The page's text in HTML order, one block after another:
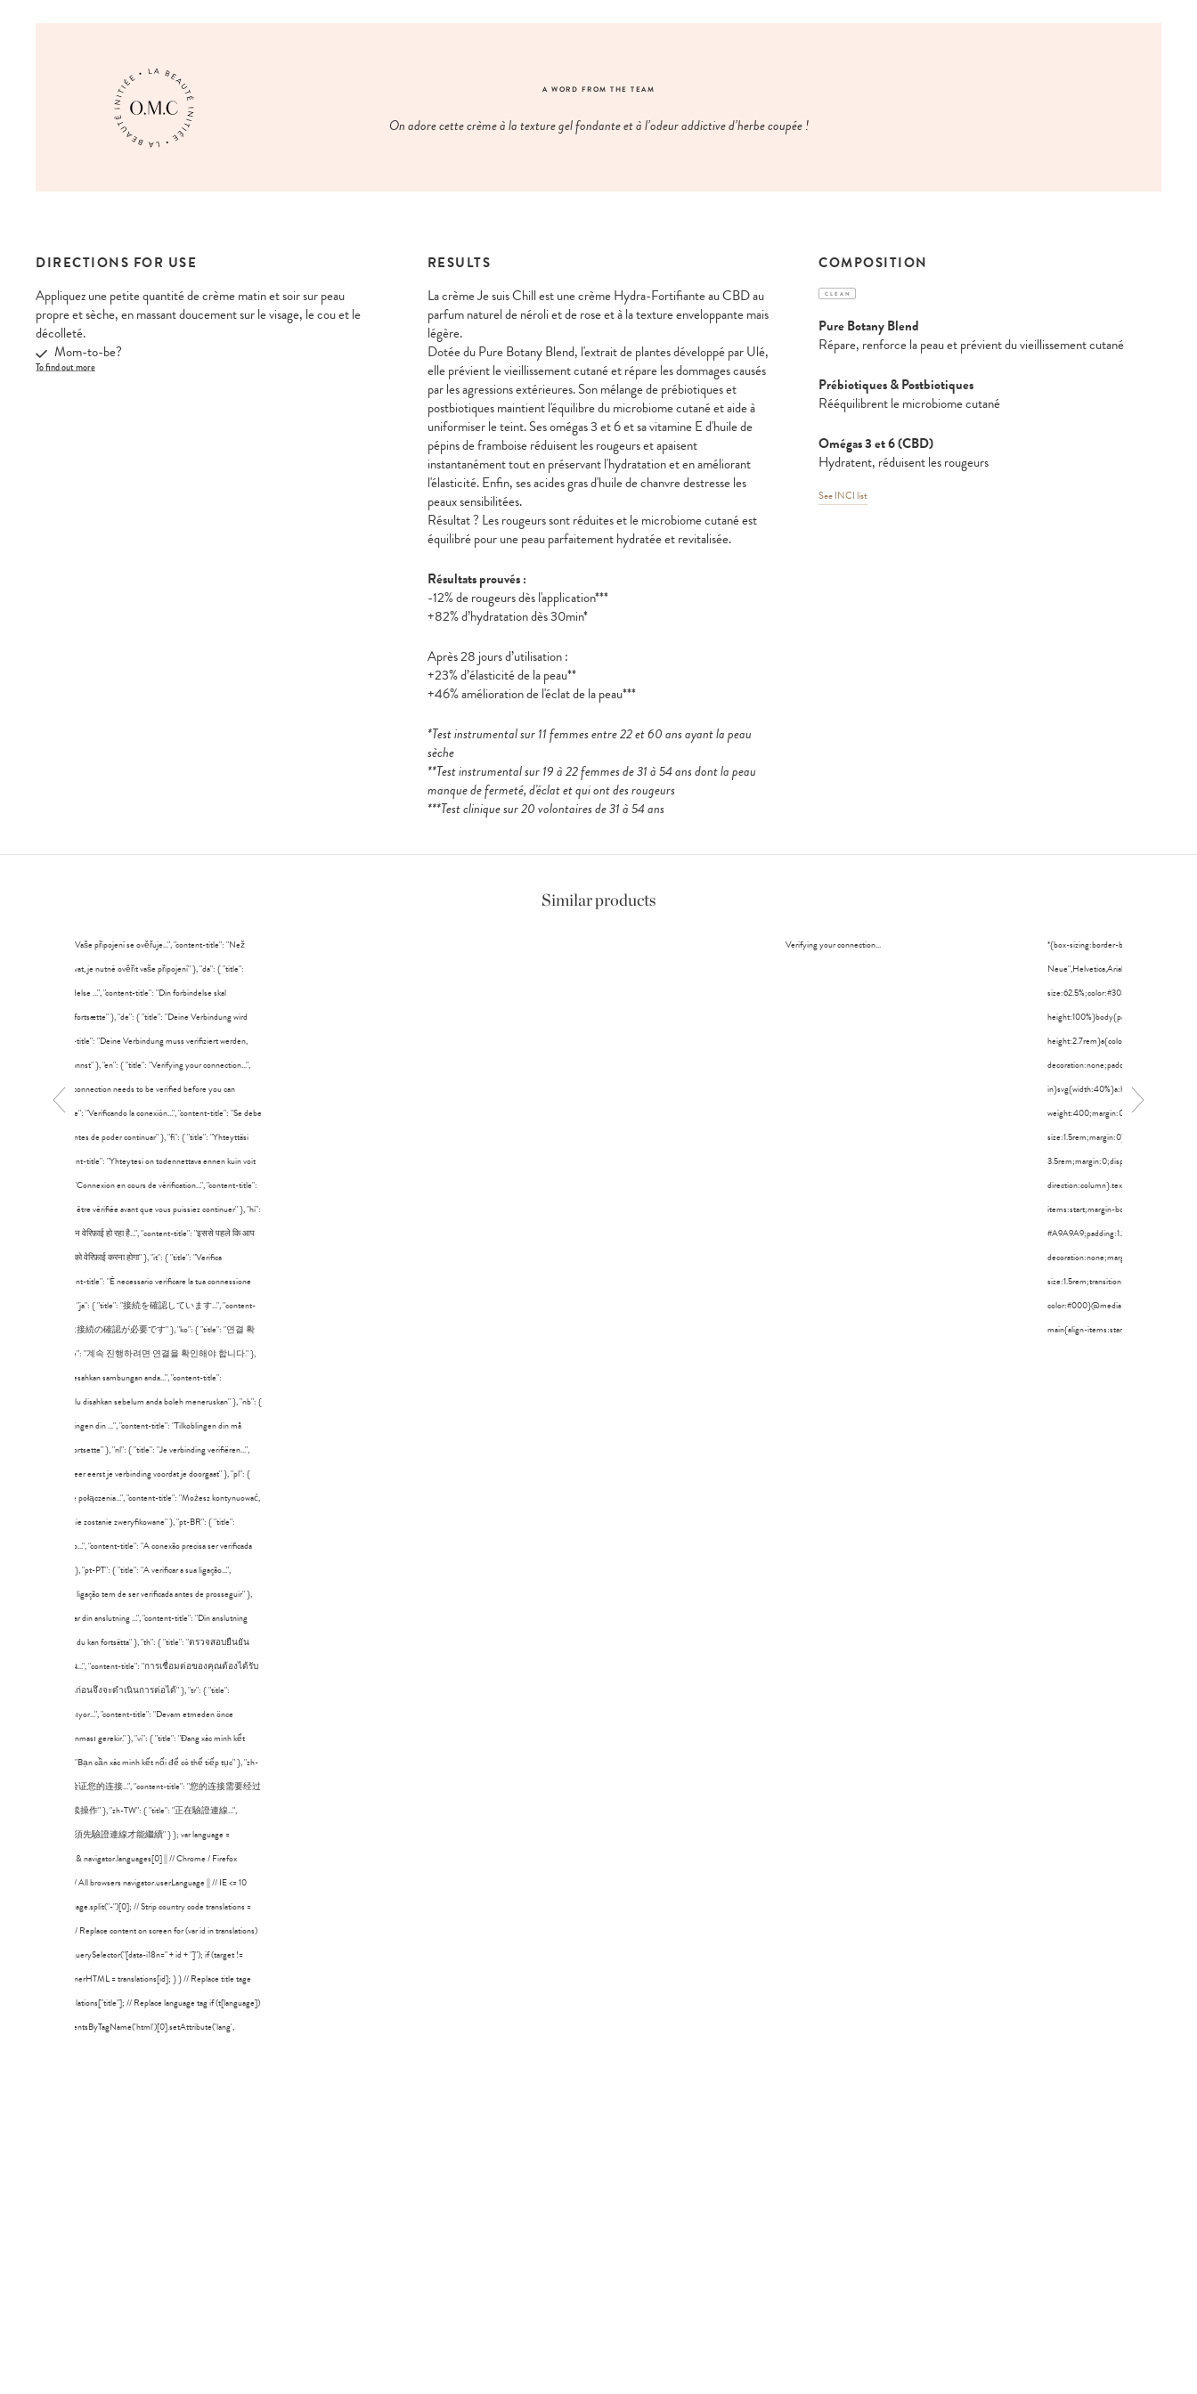
A WORD FROM THE TEAM
On adore cette crème à la texture gel fondante et à l’odeur addictive d’herbe coupée !
DIRECTIONS FOR USE RESULTS
COMPOSITION
Appliquez une petite quantité de crème matin et soir sur peau
propre et sèche, en massant doucement sur le visage, le cou et le
décolleté.
Mom-to-be?
To find out more
La crème Je suis Chill est une crème Hydra-Fortifiante au CBD au
parfum naturel de néroli et de rose et à la texture enveloppante mais
légère.
Dotée du Pure Botany Blend, l'extrait de plantes développé par Ulé,
elle prévient le vieillissement cutané et répare les dommages causés
par les agressions extérieures. Son mélange de prébiotiques et
postbiotiques maintient l'équilibre du microbiome cutané et aide à
uniformiser le teint. Ses omégas 3 et 6 et sa vitamine E d'huile de
pépins de framboise réduisent les rougeurs et apaisent
instantanément tout en préservant l'hydratation et en améliorant
l'élasticité. Enfin, ses acides gras d'huile de chanvre destresse les
peaux sensibilitées.
Résultat ? Les rougeurs sont réduites et le microbiome cutané est
équilibré pour une peau parfaitement hydratée et revitalisée.
Résultats prouvés :
-12% de rougeurs dès l'application***
+82% d’hydratation dès 30min*
Après 28 jours d’utilisation :
+23% d’élasticité de la peau**
+46% amélioration de l'éclat de la peau***
*Test instrumental sur 11 femmes entre 22 et 60 ans ayant la peau
sèche
**Test instrumental sur 19 à 22 femmes de 31 à 54 ans dont la peau
manque de fermeté, d'éclat et qui ont des rougeurs
***Test clinique sur 20 volontaires de 31 à 54 ans
CLEAN
Pure Botany Blend
Répare, renforce la peau et prévient du vieillissement cutané
Prébiotiques & Postbiotiques
Rééquilibrent le microbiome cutané
Omégas 3 et 6 (CBD)
Hydratent, réduisent les rougeurs
See INCI list
Similar products
Verifying your connection...